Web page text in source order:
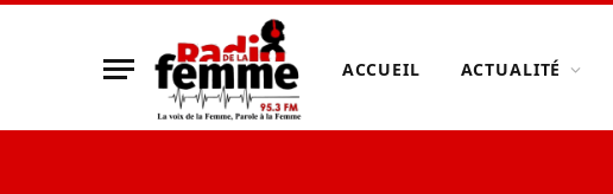
ACCUEIL ACTUALITÉ